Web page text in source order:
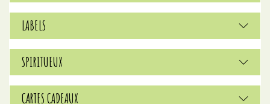
LABELS
SPIRITUEUX
CARTES CADEAUX